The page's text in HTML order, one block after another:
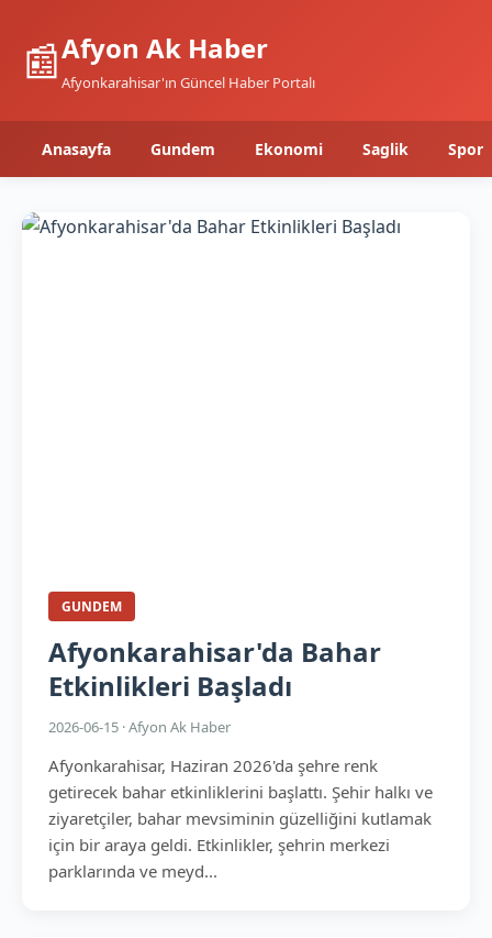
📰Afyon Ak Haber
Afyonkarahisar'ın Güncel Haber Portalı
Anasayfa Gundem Ekonomi Saglik Spor
GUNDEM
Afyonkarahisar'da Bahar
Etkinlikleri Başladı
2026-06-15 · Afyon Ak Haber
Afyonkarahisar, Haziran 2026'da şehre renk
getirecek bahar etkinliklerini başlattı. Şehir halkı ve
ziyaretçiler, bahar mevsiminin güzelliğini kutlamak
için bir araya geldi. Etkinlikler, şehrin merkezi
parklarında ve meyd...